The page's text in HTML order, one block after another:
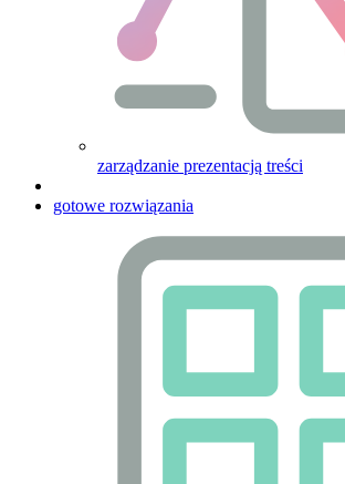
zarządzanie prezentacją treści
gotowe rozwiązania